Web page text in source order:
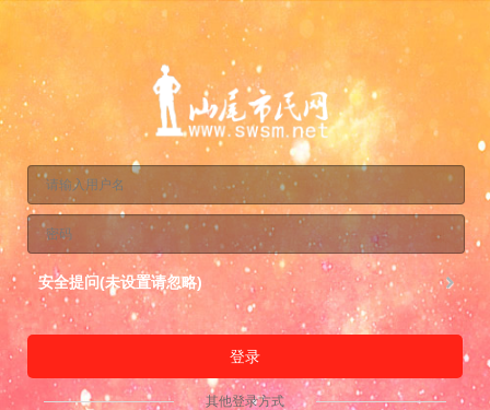
安全提问(未设置请忽略)
登录
其他登录方式